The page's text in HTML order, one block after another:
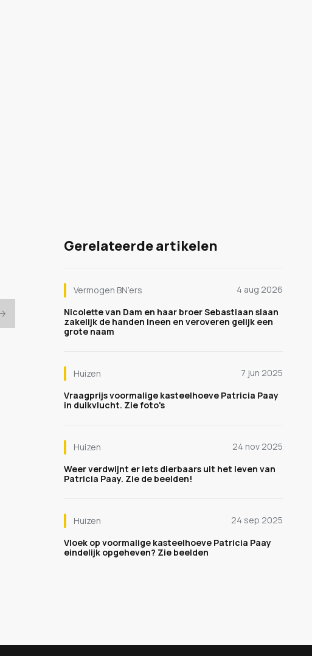
Gerelateerde artikelen
Vermogen BN’ers
4 aug 2026
Nicolette van Dam en haar broer Sebastiaan slaan
zakelijk de handen ineen en veroveren gelijk een
grote naam
Huizen
7 jun 2025
Vraagprijs voormalige kasteelhoeve Patricia Paay
in duikvlucht. Zie foto's
Huizen
24 nov 2025
Weer verdwijnt er iets dierbaars uit het leven van
Patricia Paay. Zie de beelden!
Huizen
24 sep 2025
Vloek op voormalige kasteelhoeve Patricia Paay
eindelijk opgeheven? Zie beelden